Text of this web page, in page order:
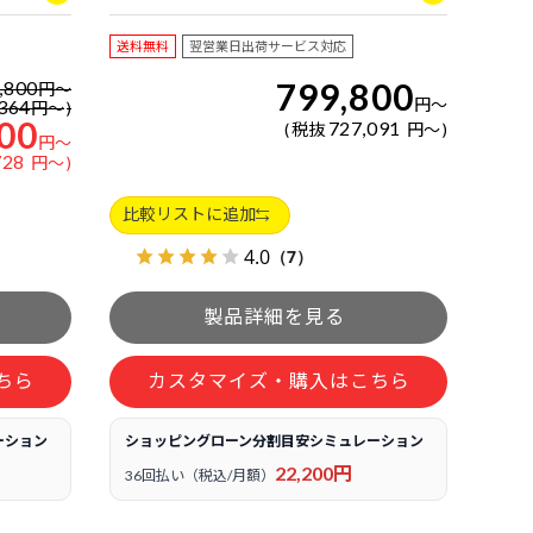
円～
円～
円～
円～
ら
ション
送料無料 翌営業日出荷サービス対応
799,800円～
税抜 727,091 円～
比較リストに追加
4.0 （7）
カスタマイズ・購入はこちら
ショッピングローン分割目安シミュレーション
36回払い（税込/月額） 22,200円